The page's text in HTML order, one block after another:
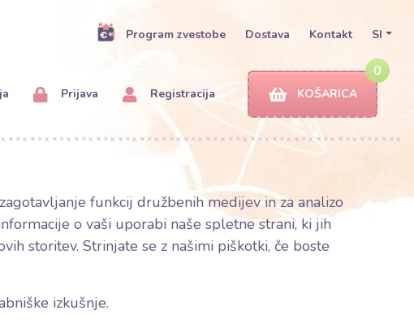
Program zvestobe Dostava Kontakt SI
Prijava Registracija
0
KOŠARICA
funkcij družbenih medijev in za analizo
o vaši uporabi naše spletne strani, ki jih
storitev. Strinjate se z našimi piškotki, če boste
izkušnje.